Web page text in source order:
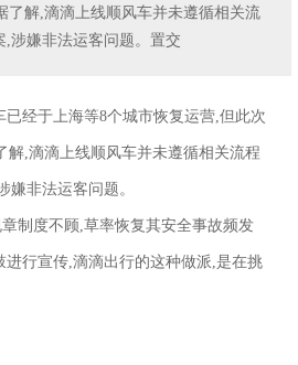
了解,滴滴上线顺风车并未遵循相关流
涉嫌非法运客问题。置交
已经于上海等8个城市恢复运营,但此次
解,滴滴上线顺风车并未遵循相关流程
嫌非法运客问题。
制度不顾,草率恢复其安全事故频发
进行宣传,滴滴出行的这种做派,是在挑